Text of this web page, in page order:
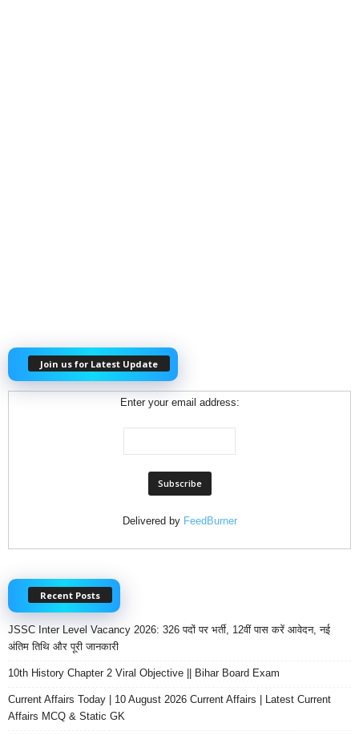
Join us for Latest Update
Enter your email address:
Delivered by FeedBurner
Recent Posts
JSSC Inter Level Vacancy 2026: 326 पदों पर भर्ती, 12वीं पास करें आवेदन, नई
अंतिम तिथि और पूरी जानकारी
10th History Chapter 2 Viral Objective || Bihar Board Exam
Current Affairs Today | 10 August 2026 Current Affairs | Latest Current
Affairs MCQ & Static GK